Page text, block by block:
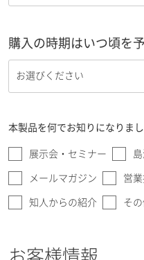
購入の時期はいつ頃を
本製品を何でお知りになりま
展示会・セミナー
メールマガジン 営
知人からの紹介 その
お客様情報